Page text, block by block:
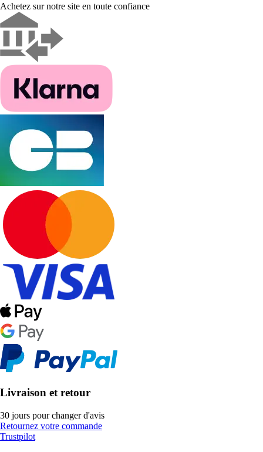
Achetez sur notre site en toute confiance
Livraison et retour
30 jours pour changer d'avis
Retournez votre commande
Trustpilot